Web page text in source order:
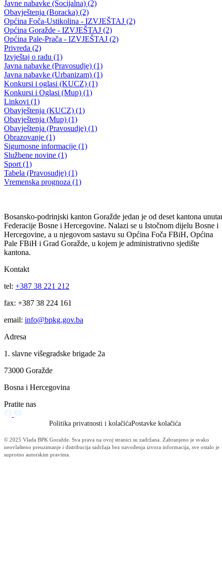
Delagacija Vlade Kantona Sarajevo boravila u posjeti Bosansko-
podrinjskom kantonu Goražde
30.06.2006